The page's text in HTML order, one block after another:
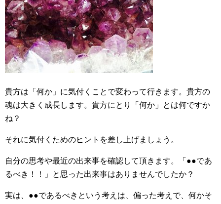
貴方は「何か」に気付くことで変わって行きます。貴方の
魂は大きく成長します。貴方にとり「何か」とは何ですか
ね？
それに気付くためのヒントを差し上げましょう。
自分の思考や最近の出来事を確認して頂きます。「●●であ
るべき！！」と思った出来事はありませんでしたか？
実は、●●であるべきという考えは、偏った考えで、何かそ